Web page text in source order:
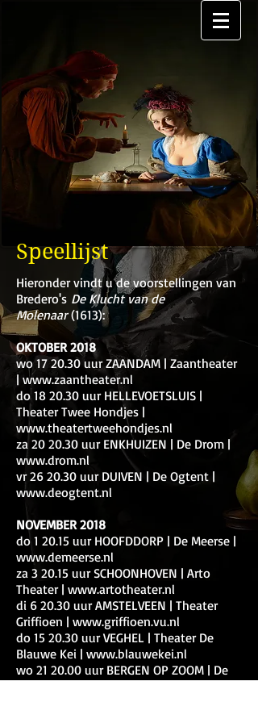
Speellijst
Hieronder vindt u de voorstellingen van
Bredero's De Klucht van de
Molenaar(1613):
OKTOBER 2018
wo 17 20.30 uur ZAANDAM | Zaantheater
| www.zaantheater.nl
do 18 20.30 uur HELLEVOETSLUIS |
Theater Twee Hondjes |
www.theatertweehondjes.nl
za 20 20.30 uur ENKHUIZEN | De Drom |
www.drom.nl
vr 26 20.30 uur DUIVEN | De Ogtent |
www.deogtent.nl
NOVEMBER 2018
do 1 20.15 uur HOOFDDORP | De Meerse |
www.demeerse.nl
za 3 20.15 uur SCHOONHOVEN | Arto
Theater | www.artotheater.nl
di 6 20.30 uur AMSTELVEEN | Theater
Griffioen | www.griffioen.vu.nl
do 15 20.30 uur VEGHEL | Theater De
Blauwe Kei | www.blauwekei.nl
wo 21 20.00 uur BERGEN OP ZOOM | De